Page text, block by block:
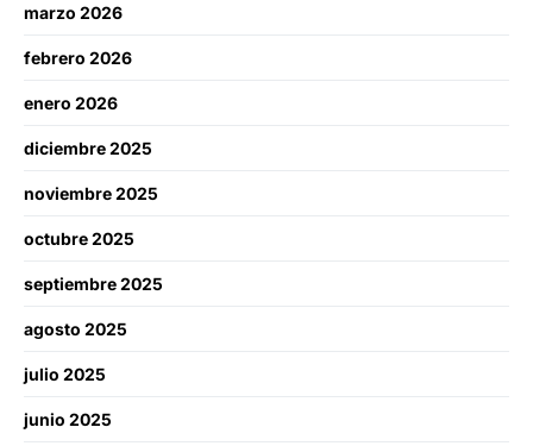
marzo 2026
febrero 2026
enero 2026
diciembre 2025
noviembre 2025
octubre 2025
septiembre 2025
agosto 2025
julio 2025
junio 2025